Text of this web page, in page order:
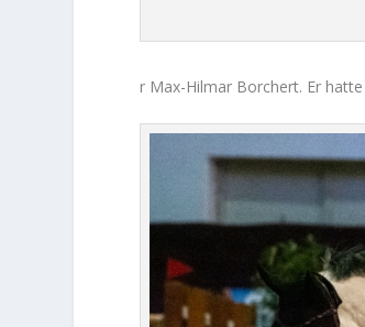
r Max-Hilmar Borchert. Er